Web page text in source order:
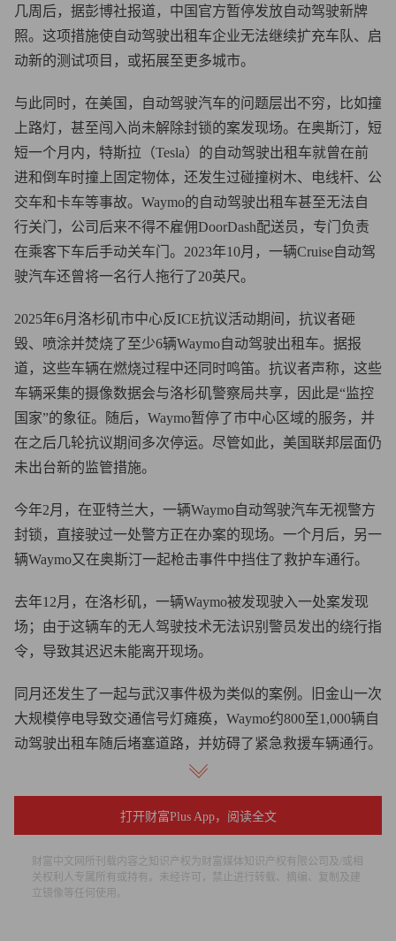
几周后，据彭博社报道，中国官方暂停发放自动驾驶新牌
照。这项措施使自动驾驶出租车企业无法继续扩充车队、启
动新的测试项目，或拓展至更多城市。
与此同时，在美国，自动驾驶汽车的问题层出不穷，比如撞
上路灯，甚至闯入尚未解除封锁的案发现场。在奥斯汀，短
短一个月内，特斯拉（Tesla）的自动驾驶出租车就曾在前
进和倒车时撞上固定物体，还发生过碰撞树木、电线杆、公
交车和卡车等事故。Waymo的自动驾驶出租车甚至无法自
行关门，公司后来不得不雇佣DoorDash配送员，专门负责
在乘客下车后手动关车门。2023年10月，一辆Cruise自动驾
驶汽车还曾将一名行人拖行了20英尺。
2025年6月洛杉矶市中心反ICE抗议活动期间，抗议者砸
毁、喷涂并焚烧了至少6辆Waymo自动驾驶出租车。据报
道，这些车辆在燃烧过程中还同时鸣笛。抗议者声称，这些
车辆采集的摄像数据会与洛杉矶警察局共享，因此是“监控
国家”的象征。随后，Waymo暂停了市中心区域的服务，并
在之后几轮抗议期间多次停运。尽管如此，美国联邦层面仍
未出台新的监管措施。
今年2月，在亚特兰大，一辆Waymo自动驾驶汽车无视警方
封锁，直接驶过一处警方正在办案的现场。一个月后，另一
辆Waymo又在奥斯汀一起枪击事件中挡住了救护车通行。
去年12月，在洛杉矶，一辆Waymo被发现驶入一处案发现
场；由于这辆车的无人驾驶技术无法识别警员发出的绕行指
令，导致其迟迟未能离开现场。
同月还发生了一起与武汉事件极为类似的案例。旧金山一次
大规模停电导致交通信号灯瘫痪，Waymo约800至1,000辆自
动驾驶出租车随后堵塞道路，并妨碍了紧急救援车辆通行。
在3月2日举行的针对停电期间车队表现的听证会上，旧金山
市应急管理局执行主任玛丽·埃伦·卡罗尔表达了强烈不满。
卡罗尔表示：“现在的情况是：我们的公共安全人员和应急
救援人员不得不亲自动手去挪动这些自动驾驶出租车。某种
程度上，他们已经成了这些车辆默认的道路救援人员，我们
打开财富Plus App，阅读全文
财富中文网所刊载内容之知识产权为财富媒体知识产权有限公司及/或相
关权利人专属所有或持有。未经许可，禁止进行转载、摘编、复制及建
立镜像等任何使用。